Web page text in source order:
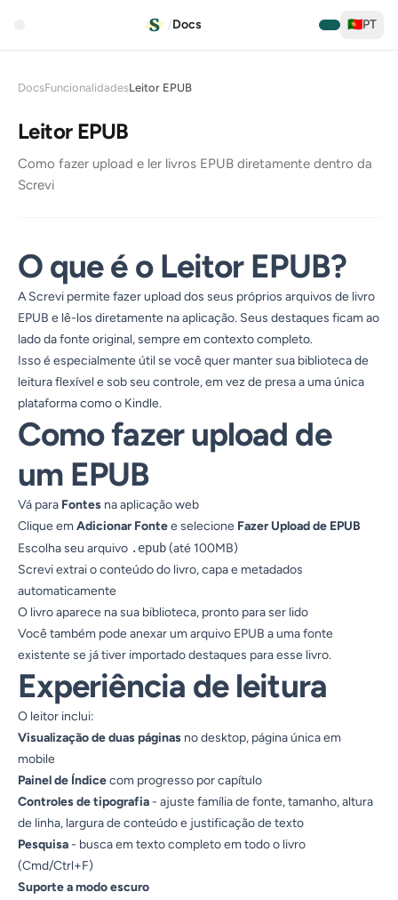
/Docs 🇵🇹PT
DocsFuncionalidadesLeitor EPUB
Leitor EPUB
Como fazer upload e ler livros EPUB diretamente dentro da
Screvi
O que é o Leitor EPUB?
A Screvi permite fazer upload dos seus próprios arquivos de livro
EPUB e lê-los diretamente na aplicação. Seus destaques ficam ao
lado da fonte original, sempre em contexto completo.
Isso é especialmente útil se você quer manter sua biblioteca de
leitura flexível e sob seu controle, em vez de presa a uma única
plataforma como o Kindle.
Como fazer upload de
um EPUB
Vá para Fontes na aplicação web
Clique emAdicionar Fontee selecione Fazer Upload de EPUB
Escolha seu arquivo .epub(até 100MB)
Screvi extrai o conteúdo do livro, capa e metadados
automaticamente
O livro aparece na sua biblioteca, pronto para ser lido
Você também pode anexar um arquivo EPUB a uma fonte
existente se já tiver importado destaques para esse livro.
Experiência de leitura
O leitor inclui:
Visualização de duas páginas no desktop, página única em
mobile
Painel de Índicecom progresso por capítulo
Controles de tipografia- ajuste família de fonte, tamanho, altura
de linha, largura de conteúdo e justificação de texto
Pesquisa- busca em texto completo em todo o livro
(Cmd/Ctrl+F)
Suporte a modo escuro